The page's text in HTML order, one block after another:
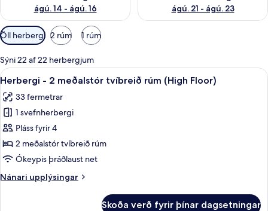
ágú. 14 - ágú. 16
ágú. 21 - ágú. 23
Síur
í
boði
fyrir
herbergi
Öll herbergi 2 rúm 1 rúm
Sýni 22 af 22 herbergjum
Skoða
allar
myndir
fyrir
Herbergi
-
2
tvíbreið
Rúmföt af bestu gerð, rúm með
2
Herbergi - 2 meðalstór tvíbreið rúm (High Floor)
33 fermetrar
1 svefnherbergi
Pláss fyrir 4
2 meðalstór tvíbreið rúm
Ókeypis þráðlaust net
Nánari upplýsingar
Nánari
Skoða verð fyrir þínar dagsetningar